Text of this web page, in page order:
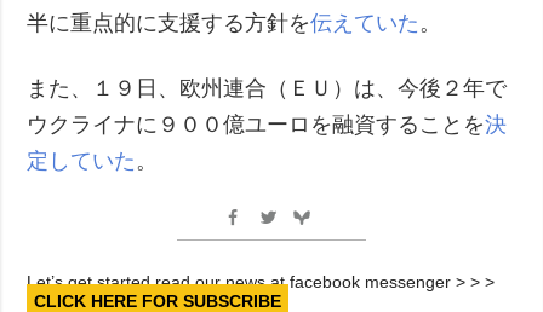
半に重点的に支援する方針を伝えていた 。
また、１９日、欧州連合（ＥＵ）は、今後２年で
ウクライナに９００億ユーロを融資することを決
定していた 。
Let’s get started read our news at facebook messenger > > >
CLICK HERE FOR SUBSCRIBE